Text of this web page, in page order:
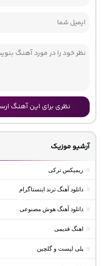
نظری برای این آهنگ
آرشیو موزیک
ریمیکس ترکی
دانلود آهنگ ترند اینستاگرام
دانلود آهنگ هوش مصنوعی
اهنگ قدیمی
پلی لیست و گلچین